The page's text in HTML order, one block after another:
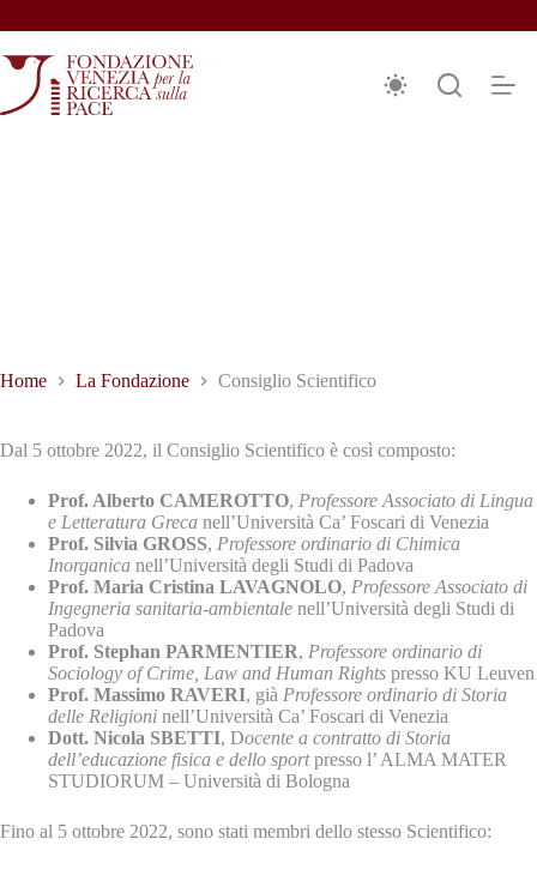
al
contenuto
Home La Fondazione Consiglio Scientifico
Dal 5 ottobre 2022, il Consiglio Scientifico è così composto:
Prof. Alberto CAMEROTTO, Professore Associato di Lingua
e Letteratura Greca nell’Università Ca’ Foscari di Venezia
Prof. Silvia GROSS, Professore ordinario di Chimica
Inorganica nell’Università degli Studi di Padova
Prof. Maria Cristina LAVAGNOLO, Professore Associato di
Ingegneria sanitaria-ambientale nell’Università degli Studi di
Padova
Prof. Stephan PARMENTIER, Professore ordinario di
Sociology of Crime, Law and Human Rights presso KU Leuven
Prof. Massimo RAVERI, già Professore ordinario di Storia
delle Religioni nell’Università Ca’ Foscari di Venezia
Dott. Nicola SBETTI, Docente a contratto di Storia
dell’educazione fisica e dello sportpresso l’ ALMA MATER
STUDIORUM – Università di Bologna
Fino al 5 ottobre 2022, sono stati membri dello stesso Scientifico: